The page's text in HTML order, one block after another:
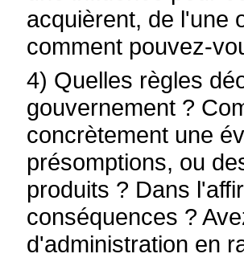
acquièrent, de l'une
comment pouvez-
4) Quelles règles
gouvernement ?
concrètement une
présomptions, ou
produits ? Dans
conséquences ?
d'administration en